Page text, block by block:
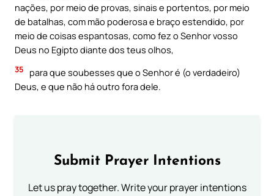
nações, por meio de provas, sinais e portentos, por meio
de batalhas, com mão poderosa e braço estendido, por
meio de coisas espantosas, como fez o Senhor vosso
Deus no Egipto diante dos teus olhos,
35
para que soubesses que o Senhor é (o verdadeiro)
Deus, e que não há outro fora dele.
Submit Prayer Intentions
Let us pray together. Write your prayer intentions